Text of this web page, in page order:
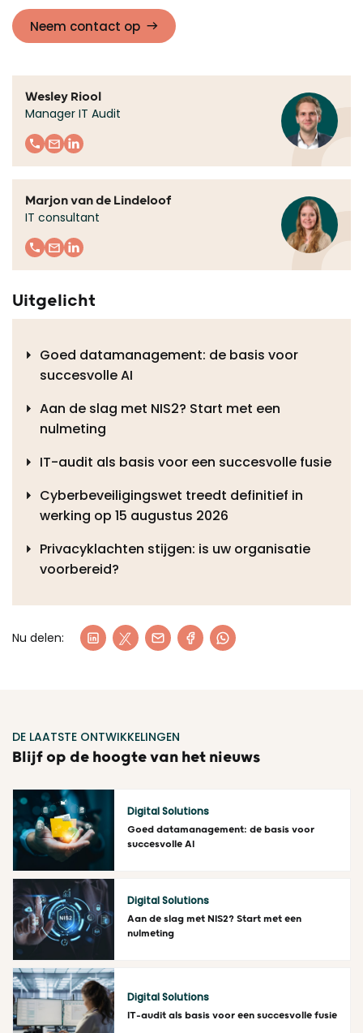
Neem contact op
Wesley Riool
Manager IT Audit
Marjon van de Lindeloof
IT consultant
Uitgelicht
Goed datamanagement: de basis voor
succesvolle AI
Aan de slag met NIS2? Start met een
nulmeting
IT-audit als basis voor een succesvolle fusie
Cyberbeveiligingswet treedt definitief in
werking op 15 augustus 2026
Privacyklachten stijgen: is uw organisatie
voorbereid?
Nu delen:
DE LAATSTE ONTWIKKELINGEN
Blijf op de hoogte van het nieuws
Lees meer
Digital Solutions
Goed datamanagement: de basis voor
succesvolle AI
Lees meer
Digital Solutions
Aan de slag met NIS2? Start met een
nulmeting
Digital Solutions
IT-audit als basis voor een succesvolle fusie